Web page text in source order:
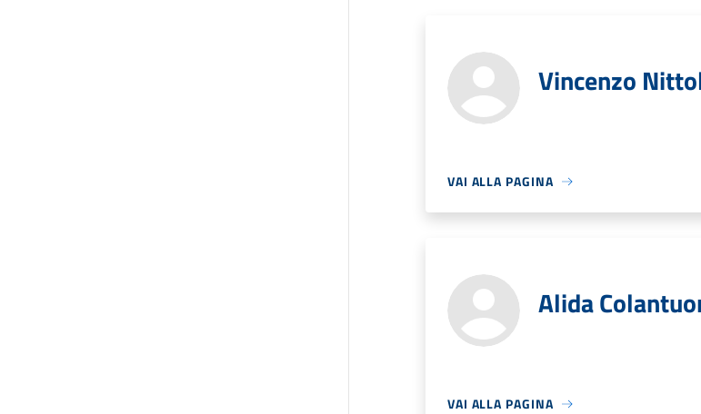
Vincenzo
VAI ALLA PAGINA
Alida
VAI ALLA PAGINA